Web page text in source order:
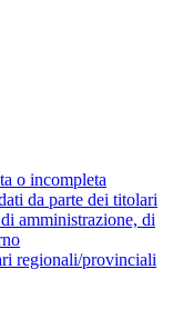
o incompleta
da parte dei titolari
amministrazione, di
regionali/provinciali